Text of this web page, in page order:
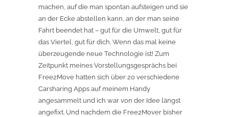
machen, auf die man spontan aufsteigen und sie
an der Ecke abstellen kann, an der man seine
Fahrt beendet hat – gut für die Umwelt, gut für
das Viertel, gut für dich. Wenn das mal keine
überzeugende neue Technologie ist! Zum
Zeitpunkt meines Vorstellungsgesprächs bei
Free2Move hatten sich über 20 verschiedene
Carsharing Apps auf meinem Handy
angesammelt und ich war von der Idee längst
angefixt. Und nachdem die Free2Mover bisher